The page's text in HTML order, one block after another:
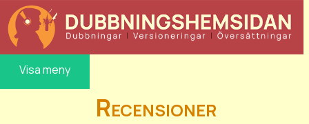
Visa meny
Recensioner